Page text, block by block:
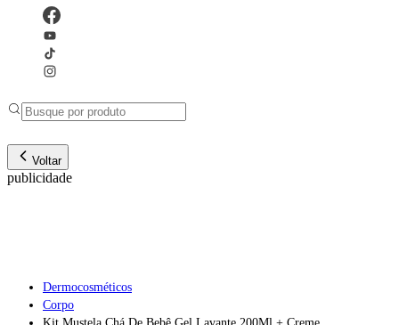
Voltar
publicidade
Dermocosméticos
Corpo